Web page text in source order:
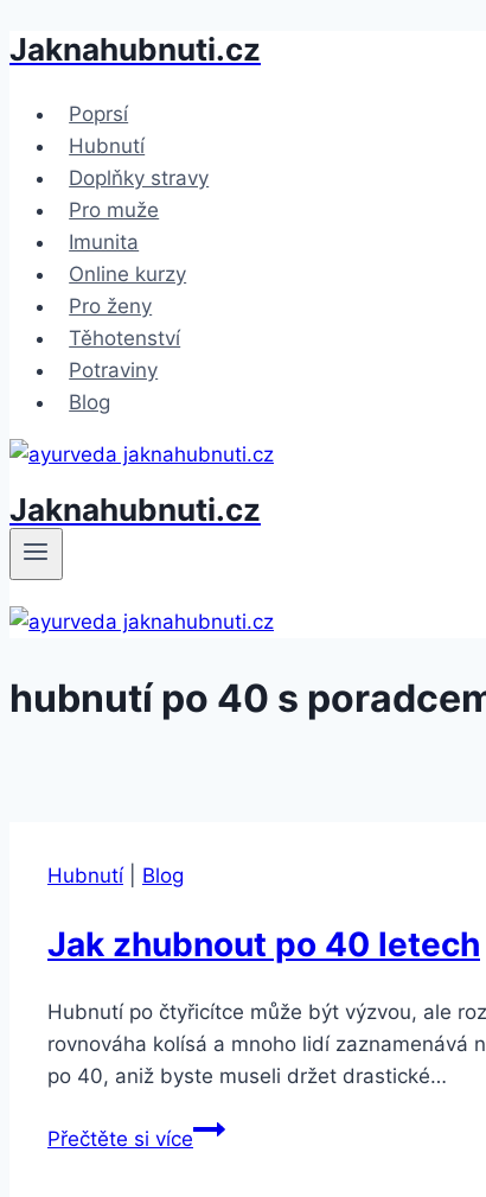
Přeskočit
obsah
Jaknahubnuti.cz
Poprsí
Hubnutí
Doplňky stravy
Pro muže
Imunita
Online kurzy
Pro ženy
Těhotenství
Potraviny
Blog
Jaknahubnuti.cz
hubnutí po 40 s
Hubnutí| Blog
Jak zhubnout po 40 letech
Hubnutí po čtyřicítce může být výzvou, ale
rovnováha kolísá a mnoho lidí
po 40, aniž byste museli držet drastické…
Přečtěte si víceJak